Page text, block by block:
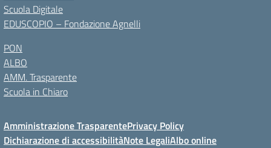
Scuola Digitale
EDUSCOPIO – Fondazione Agnelli
PON
ALBO
AMM. Trasparente
Scuola in Chiaro
Amministrazione TrasparentePrivacy Policy
Dichiarazione di accessibilitàNote LegaliAlbo online